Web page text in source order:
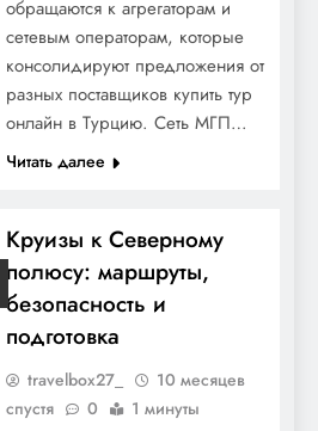
обращаются к агрегаторам и
сетевым операторам, которые
консолидируют предложения от
разных поставщиков купить тур
онлайн в Турцию. Сеть МГП…
Читать далее
Круизы к Северному
полюсу: маршруты,
безопасность и
подготовка
travelbox27_
10 месяцев
спустя
0 1 минуты